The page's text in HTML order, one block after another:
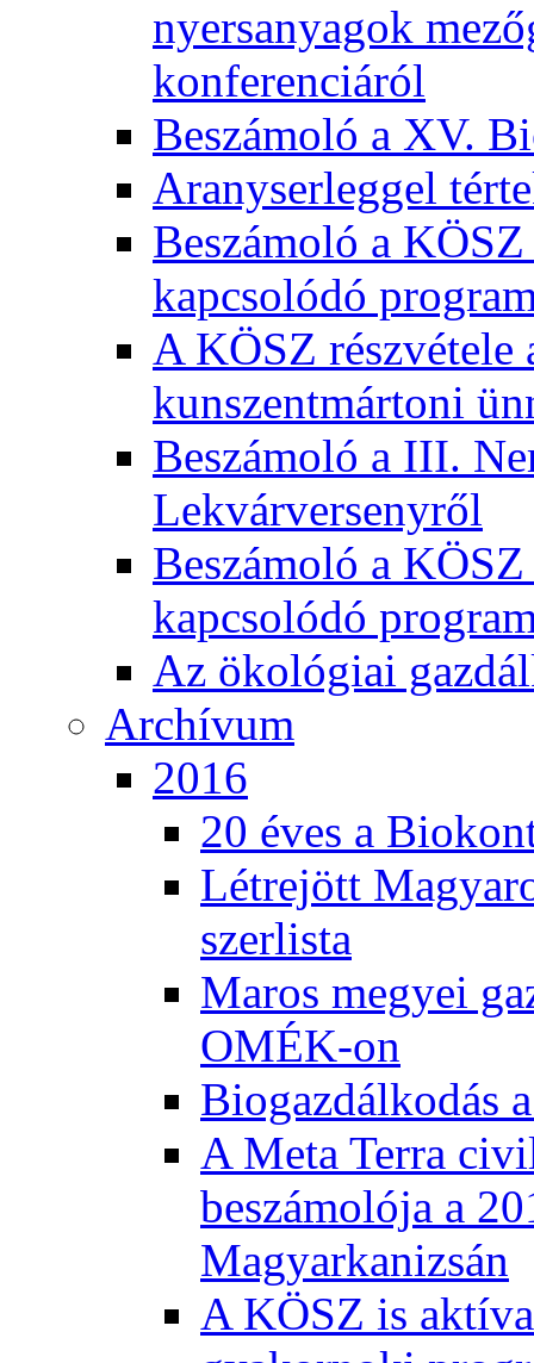
nyersanyagok
konferenciáról
Beszámoló a XV.
Aranyserleggel
Beszámoló a
kapcsolódó
A KÖSZ részvétele
kunszentmártoni
Beszámoló a III.
Lekvárversenyről
Beszámoló a
kapcsolódó
Az ökológiai
Archívum
2016
20 éves a
Létrejött
szerlista
Maros megyei
OMÉK-on
Biogazdálkodás
A Meta Terra
beszámolója a
Magyarkanizsán
A KÖSZ is